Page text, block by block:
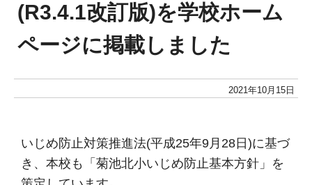
(R3.4.1改訂版)を学校ホーム
ページに掲載しました
2021年10月15日
いじめ防止対策推進法(平成25年9月28日)に基づ
き、本校も「菊池北小いじめ防止基本方針」を